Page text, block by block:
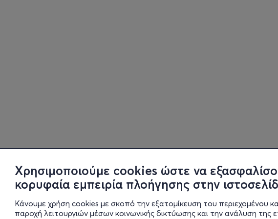
Χρησιμοποιούμε cookies ώστε να
κορυφαία εμπειρία πλοήγησης στην
Κάνουμε χρήση cookies με σκοπό την εξατομίκευση του περιεχομένου
παροχή λειτουργιών μέσων κοινωνικής δικτύωσης και την ανάλυση της